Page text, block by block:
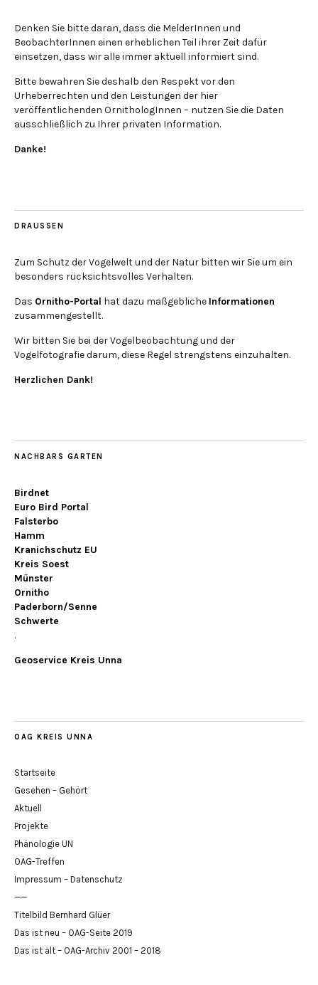
Denken Sie bitte daran, dass die MelderInnen und
BeobachterInnen einen erheblichen Teil ihrer Zeit dafür
einsetzen, dass wir alle immer aktuell informiert sind.
Bitte bewahren Sie deshalb den Respekt vor den
Urheberrechten und den Leistungen der hier
veröffentlichenden OrnithologInnen – nutzen Sie die Daten
ausschließlich zu Ihrer privaten Information.
Danke!
DRAUSSEN
Zum Schutz der Vogelwelt und der Natur bitten wir Sie um ein
besonders rücksichtsvolles Verhalten.
Das Ornitho-Portal hat dazu maßgebliche Informationen
zusammengestellt.
Wir bitten Sie bei der Vogelbeobachtung und der
Vogelfotografie darum, diese Regel strengstens einzuhalten.
Herzlichen Dank!
NACHBARS GARTEN
Birdnet
Euro Bird Portal
Falsterbo
Hamm
Kranichschutz EU
Kreis Soest
Münster
Ornitho
Paderborn/Senne
Schwerte
.
Geoservice Kreis Unna
OAG KREIS UNNA
Startseite
Gesehen – Gehört
Aktuell
Projekte
Phänologie UN
OAG-Treffen
Impressum – Datenschutz
——
Titelbild Bernhard Glüer
Das ist neu – OAG-Seite 2019
Das ist alt – OAG-Archiv 2001 – 2018